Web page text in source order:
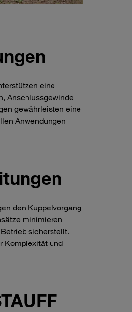
eine
Anschlussgewinde
gewährleisten eine
Anwendungen
den Kuppelvorgang
minimieren
sicherstellt.
Komplexität und